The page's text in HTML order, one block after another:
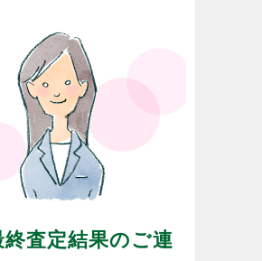
終査定結果のご連